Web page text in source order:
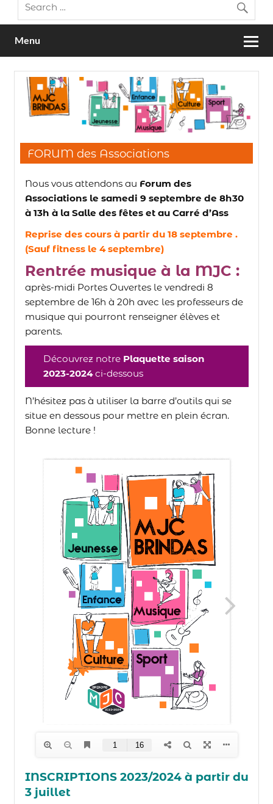
Menu
FORUM des Associations
Nous vous attendons au Forum des
Associations le samedi 9 septembre de 8h30
à 13h à la Salle des fêtes et au Carré d’Ass
Reprise des cours à partir du 18 septembre .
(Sauf fitness le 4 septembre)
Rentrée musique à la MJC :
après-midi Portes Ouvertes le vendredi 8
septembre de 16h à 20h avec les professeursde
musique qui pourront renseigner élèves et
parents.
Découvrez notre Plaquette saison
2023-2024ci-dessous
N’hésitez pas à utiliser la barre d’outils qui se
situe en dessous pour mettre en plein écran.
Bonne lecture !
INSCRIPTIONS 2023/2024 à partir du
3 juillet